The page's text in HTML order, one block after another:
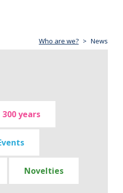
Who are we? News
300 years
Novelties